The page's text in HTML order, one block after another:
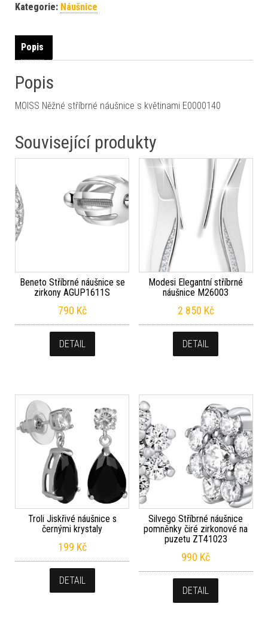
Kategorie: Náušnice
Popis
Popis
MOISS Něžné stříbrné náušnice s květinami E0000140
Související produkty
Beneto Stříbrné náušnice se
zirkony AGUP1611S
790 Kč
DETAIL
Modesi Elegantní stříbrné
náušnice M26003
2 850 Kč
DETAIL
Troli Jiskřivé náušnice s
černými krystaly
199 Kč
DETAIL
Silvego Stříbrné náušnice
pomněnky čiré zirkonové na
puzetu ZT41023
990 Kč
DETAIL